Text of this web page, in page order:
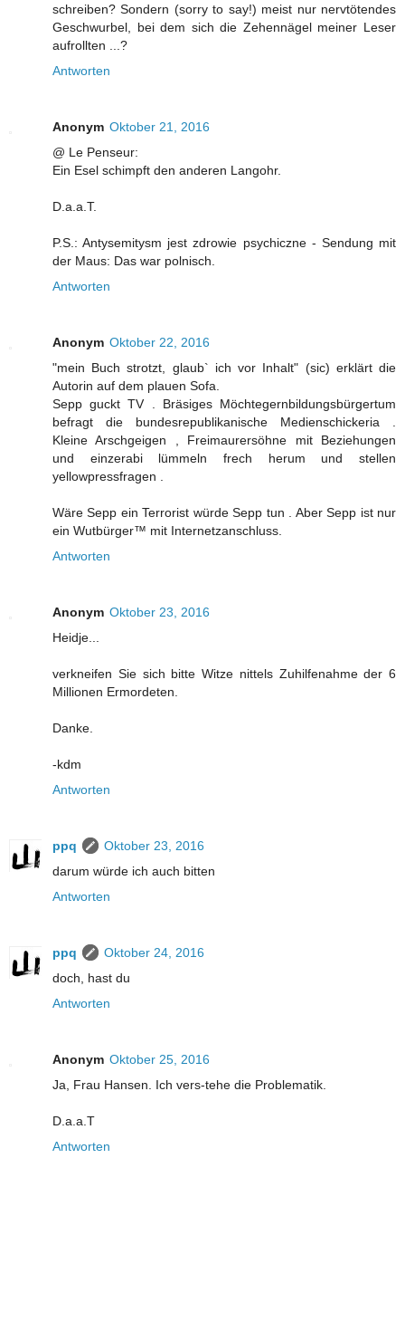
schreiben? Sondern (sorry to say!) meist nur nervtötendes
Geschwurbel, bei dem sich die Zehennägel meiner Leser
aufrollten ...?
Antworten
Anonym Oktober 21, 2016
@ Le Penseur:
Ein Esel schimpft den anderen Langohr.
D.a.a.T.
P.S.: Antysemitysm jest zdrowie psychiczne - Sendung mit
der Maus: Das war polnisch.
Antworten
Anonym Oktober 22, 2016
"mein Buch strotzt, glaub` ich vor Inhalt" (sic) erklärt die
Autorin auf dem plauen Sofa.
Sepp guckt TV . Bräsiges Möchtegernbildungsbürgertum
befragt die bundesrepublikanische Medienschickeria .
Kleine Arschgeigen , Freimaurersöhne mit Beziehungen
und einzerabi lümmeln frech herum und stellen
yellowpressfragen .
Wäre Sepp ein Terrorist würde Sepp tun . Aber Sepp ist nur
ein Wutbürger™ mit Internetzanschluss.
Antworten
Anonym Oktober 23, 2016
Heidje...
verkneifen Sie sich bitte Witze nittels Zuhilfenahme der 6
Millionen Ermordeten.
Danke.
-kdm
Antworten
ppq
Oktober 23, 2016
darum würde ich auch bitten
Antworten
ppq
Oktober 24, 2016
doch, hast du
Antworten
Anonym Oktober 25, 2016
Ja, Frau Hansen. Ich vers-tehe die Problematik.
D.a.a.T
Antworten